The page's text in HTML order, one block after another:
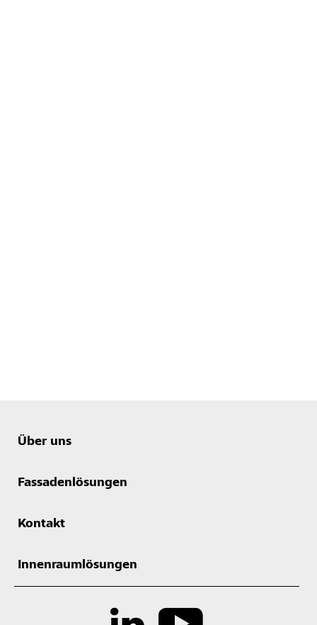
Über uns
Fassadenlösungen
Kontakt
Innenraumlösungen